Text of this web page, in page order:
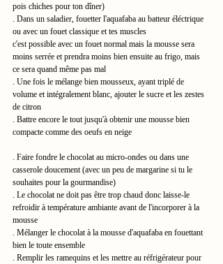
pois chiches pour ton dîner)
. Dans un saladier, fouetter l'aquafaba au batteur éléctrique
ou avec un fouet classique et tes muscles
c'est possible avec un fouet normal mais la mousse sera
moins serrée et prendra moins bien ensuite au frigo, mais
ce sera quand même pas mal
. Une fois le mélange bien mousseux, ayant triplé de
volume et intégralement blanc, ajouter le sucre et les zestes
de citron
. Battre encore le tout jusqu'à obtenir une mousse bien
compacte comme des oeufs en neige
. Faire fondre le chocolat au micro-ondes ou dans une
casserole doucement (avec un peu de margarine si tu le
souhaites pour la gourmandise)
. Le chocolat ne doit pas être trop chaud donc laisse-le
refroidir à température ambiante avant de l'incorporer à la
mousse
. Mélanger le chocolat à la mousse d'aquafaba en fouettant
bien le toute ensemble
. Remplir les ramequins et les mettre au réfrigérateur pour